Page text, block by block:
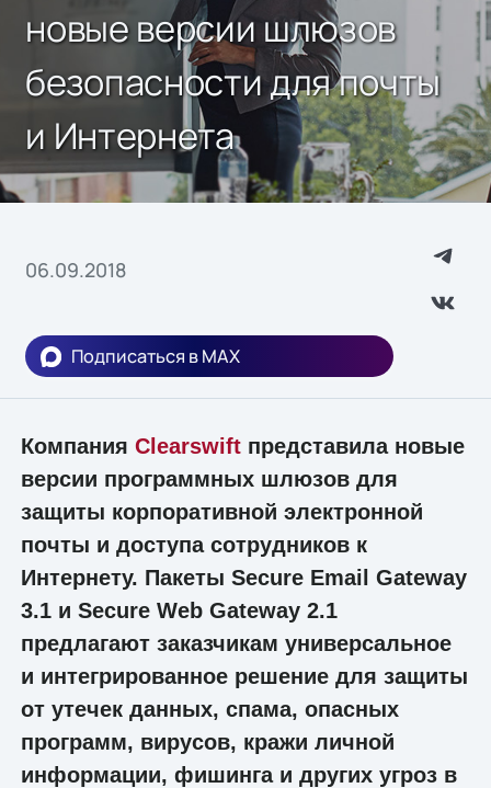
новые версии шлюзов
безопасности для почты
и Интернета
06.09.2018
Подписаться в MAX
Компания Clearswiftпредставила новые
версии программных шлюзов для
защиты корпоративной электронной
почты и доступа сотрудников к
Интернету. Пакеты Secure Email Gateway
3.1 и Secure Web Gateway 2.1
предлагают заказчикам универсальное
и интегрированное решение для защиты
от утечек данных, спама, опасных
программ, вирусов, кражи личной
информации, фишинга и других угроз в